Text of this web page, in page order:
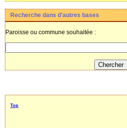
Recherche dans d'autres bases
Paroisse ou commune souhaitée :
Top